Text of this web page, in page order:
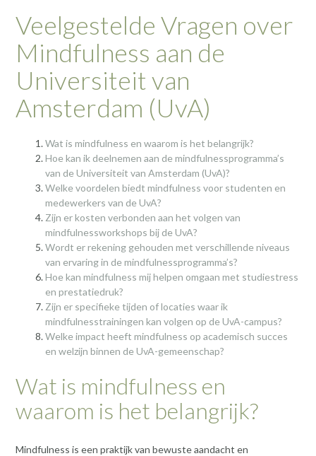
Veelgestelde Vragen over
Mindfulness aan de
Universiteit van
Amsterdam (UvA)
Wat is mindfulness en waarom is het belangrijk?
Hoe kan ik deelnemen aan de mindfulnessprogramma’s
van de Universiteit van Amsterdam (UvA)?
Welke voordelen biedt mindfulness voor studenten en
medewerkers van de UvA?
Zijn er kosten verbonden aan het volgen van
mindfulnessworkshops bij de UvA?
Wordt er rekening gehouden met verschillende niveaus
van ervaring in de mindfulnessprogramma’s?
Hoe kan mindfulness mij helpen omgaan met studiestress
en prestatiedruk?
Zijn er specifieke tijden of locaties waar ik
mindfulnesstrainingen kan volgen op de UvA-campus?
Welke impact heeft mindfulness op academisch succes
en welzijn binnen de UvA-gemeenschap?
Wat is mindfulness en
waarom is het belangrijk?
Mindfulness is een praktijk van bewuste aandacht en